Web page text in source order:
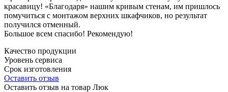
красавицу! «Благодаря» нашим кривым стенам, им пришлось
помучиться с монтажом верхних шкафчиков, но результат
получился отменный.
Большое всем спасибо! Рекомендую!
Качество продукции
Уровень сервиса
Срок изготовления
Оставить отзыв
Оставить отзыв на товар Люк